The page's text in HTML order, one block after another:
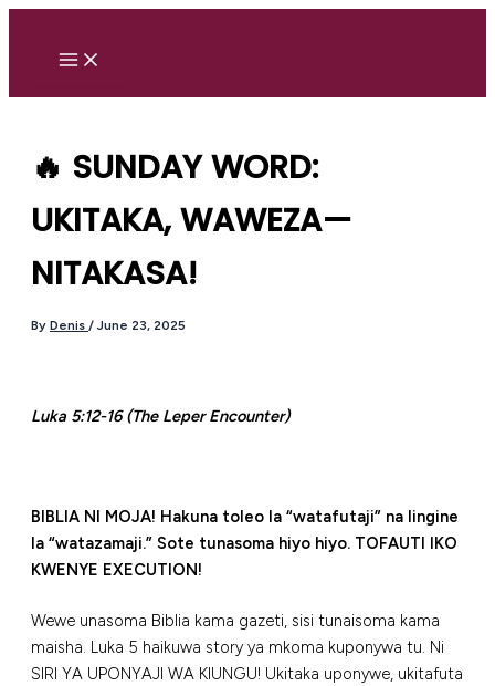
Skip
content
🔥 SUNDAY WORD:
UKITAKA, WAWEZA—
NITAKASA!
By Denis /June 23, 2025
Luka 5:12-16 (The Leper Encounter)
BIBLIA NI MOJA! Hakuna toleo la “watafutaji” na lingine
la “watazamaji.” Sote tunasoma hiyo hiyo. TOFAUTI IKO
KWENYE EXECUTION!
Wewe unasoma Biblia kama gazeti, sisi tunaisoma kama
maisha. Luka 5 haikuwa story ya mkoma kuponywa tu. Ni
SIRI YA UPONYAJI WA KIUNGU! Ukitaka uponywe, ukitafuta